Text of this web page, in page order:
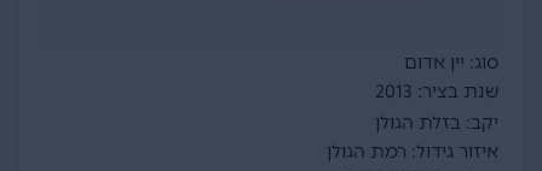
סוג: יין אדום
שנת בציר: 2013
יקב: בזלת הגולן
איזור גידול: רמת הגולן